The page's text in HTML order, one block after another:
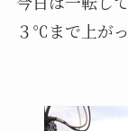
３℃まで上がっ